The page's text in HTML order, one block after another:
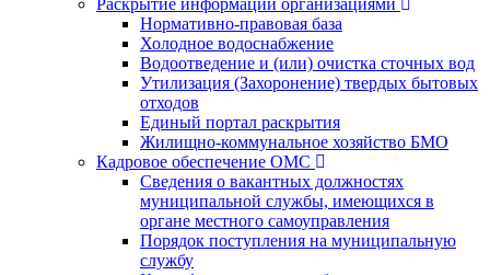
Нормативно-правовая база
Холодное водоснабжение
Водоотведение и (или) очистка сточных вод
Утилизация (Захоронение) твердых бытовых
отходов
Единый портал раскрытия
Жилищно-коммунальное хозяйство БМО
Кадровое обеспечение ОМС
Сведения о вакантных должностях
муниципальной службы, имеющихся в
органе местного самоуправления
Порядок поступления на муниципальную
службу